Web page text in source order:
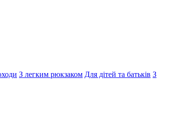
З легким рюкзаком Для дітей та батьків З